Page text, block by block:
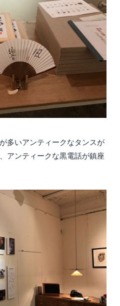
多いアンティークなタンスが
アンティークな黒電話が鎮座